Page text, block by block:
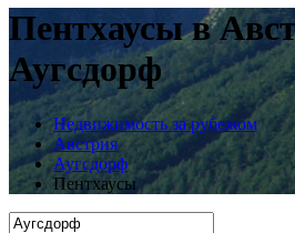
Пентхаусы в
Аугсдорф
Недвижимость за рубежом
Австрия
Аугсдорф
Пентхаусы